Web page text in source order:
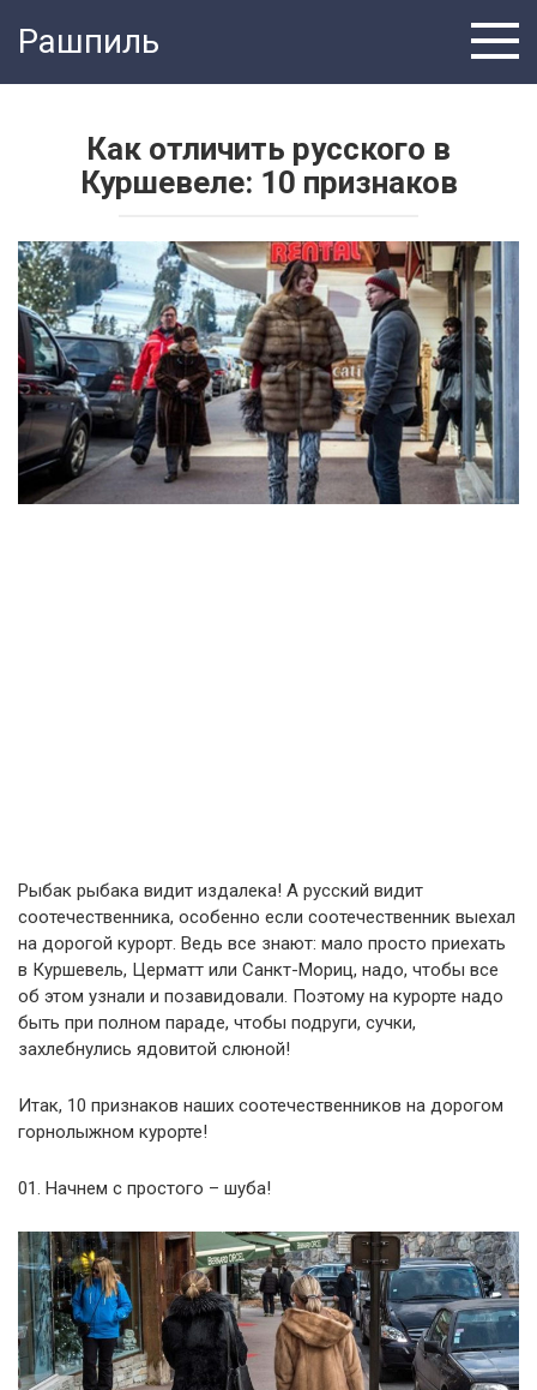
Рашпиль
Как отличить русского в
Куршевеле: 10 признаков
Рыбак рыбака видит издалека! А русский видит
соотечественника, особенно если соотечественник выехал
на дорогой курорт. Ведь все знают: мало просто приехать
в Куршевель, Церматт или Санкт-Мориц, надо, чтобы все
об этом узнали и позавидовали. Поэтому на курорте надо
быть при полном параде, чтобы подруги, сучки,
захлебнулись ядовитой слюной!
Итак, 10 признаков наших соотечественников на дорогом
горнолыжном курорте!
01. Начнем с простого – шуба!